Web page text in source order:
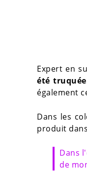
Expert en
été truquée
également
Dans les
produit
Dans
de